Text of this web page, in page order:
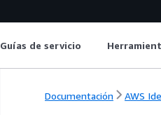
Guías de servicio
Documentación AWS